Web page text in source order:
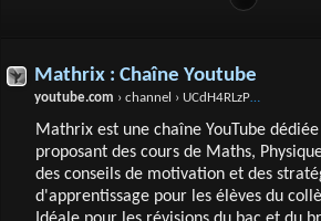
Mathrix : Chaîne Youtube
youtube.com › channel › UCdH4RLzP9UIxV299clvj1rg
Mathrix est une chaîne YouTube
proposant des cours de Maths,
des conseils de motivation et des
d'apprentissage pour les élèves du